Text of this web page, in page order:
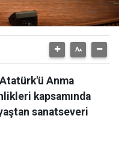
Anma
kapsamında
sanatseveri